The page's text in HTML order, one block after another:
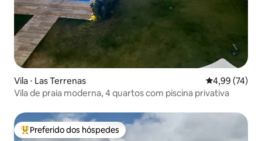
Vila ⋅ Las Terrenas 4,99 de uma
4,99 (74)
Vila de praia moderna, 4 quartos com piscina privativa
Entre os melhores preferidos dos hóspedes
Preferido dos hóspedes